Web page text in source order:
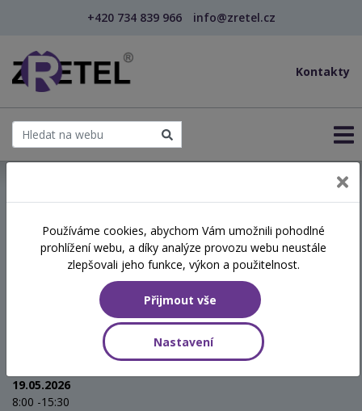
+420 734 839 966 info@zretel.cz
Kontakty
šablony
Digitipy pro přípravu a
realizaci výuky na ZŠ
(webinář)
19.05.2026
8:00 -15:30
Používáme cookies, abychom Vám umožnili pohodlné
prohlížení webu, a díky analýze provozu webu neustále
zlepšovali jeho funkce, výkon a použitelnost.
Přijmout vše
Nastavení